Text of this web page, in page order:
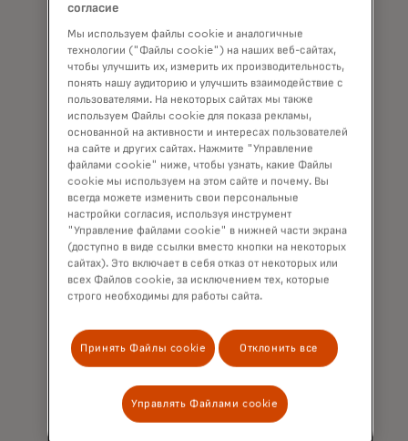
Сила во благо
Мы поддерживаем устойчивое
экономическое развитие, заботимся о
людях, общем процветании и о планете.
Подробнее
согласие
Мы используем файлы cookie и аналогичные
технологии ("Файлы cookie") на наших веб-сайтах,
чтобы улучшить их, измерить их производительность,
понять нашу аудиторию и улучшить взаимодействие с
пользователями. На некоторых сайтах мы также
используем Файлы cookie для показа рекламы,
основанной на активности и интересах пользователей
на сайте и других сайтах. Нажмите "Управление
файлами cookie" ниже, чтобы узнать, какие Файлы
cookie мы используем на этом сайте и почему. Вы
всегда можете изменить свои персональные
настройки согласия, используя инструмент
"Управление файлами cookie" в нижней части экрана
(доступно в виде ссылки вместо кнопки на некоторых
сайтах). Это включает в себя отказ от некоторых или
всех Файлов cookie, за исключением тех, которые
строго необходимы для работы сайта.
Принять Файлы cookie Отклонить все
Управлять Файлами cookie